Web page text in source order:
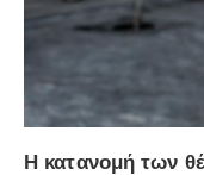
Η κατανομή των